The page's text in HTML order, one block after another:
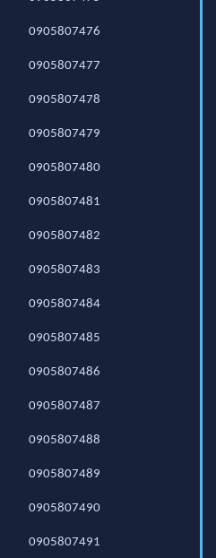
0905807476
0905807477
0905807478
0905807479
0905807480
0905807481
0905807482
0905807483
0905807484
0905807485
0905807486
0905807487
0905807488
0905807489
0905807490
0905807491